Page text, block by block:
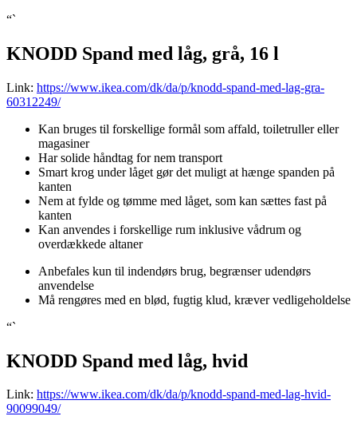
“`
KNODD Spand med låg, grå, 16 l
Link: https://www.ikea.com/dk/da/p/knodd-spand-med-lag-gra-
60312249/
Kan bruges til forskellige formål som affald, toiletruller eller
magasiner
Har solide håndtag for nem transport
Smart krog under låget gør det muligt at hænge spanden på
kanten
Nem at fylde og tømme med låget, som kan sættes fast på
kanten
Kan anvendes i forskellige rum inklusive vådrum og
overdækkede altaner
Anbefales kun til indendørs brug, begrænser udendørs
anvendelse
Må rengøres med en blød, fugtig klud, kræver vedligeholdelse
“`
KNODD Spand med låg, hvid
Link: https://www.ikea.com/dk/da/p/knodd-spand-med-lag-hvid-
90099049/